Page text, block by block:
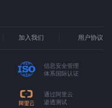
加入我们 用户协议
信息安全管理
体系国际认证
通过阿里云
渗透测试